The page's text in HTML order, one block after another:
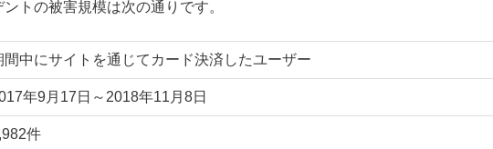
トの被害規模は次の通りです。
間中にサイトを通じてカード決済したユーザー
年9月17日～2018年11月8日
件